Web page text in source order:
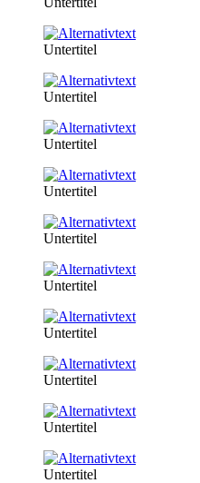
Untertitel
Untertitel
Untertitel
Untertitel
Untertitel
Untertitel
Untertitel
Untertitel
Untertitel
Untertitel